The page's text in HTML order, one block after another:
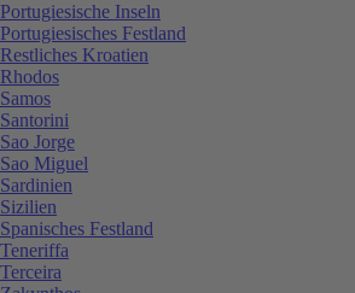
Portugiesische Inseln
Portugiesisches Festland
Restliches Kroatien
Rhodos
Samos
Santorini
Sao Jorge
Sao Miguel
Sardinien
Sizilien
Spanisches Festland
Teneriffa
Terceira